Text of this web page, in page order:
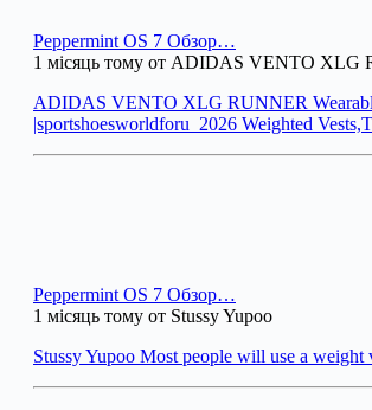
Peppermint OS 7 Обзор…
1 місяць тому от ADIDAS VENTO XLG
ADIDAS VENTO XLG RUNNER
|sportshoesworldforu_2026 Weighted
Peppermint OS 7 Обзор…
1 місяць тому от Stussy Yupoo
Stussy Yupoo Most people will use a